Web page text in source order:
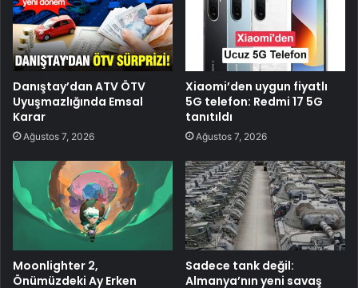
Danıştay’dan ATV ÖTV
Uyuşmazlığında Emsal
Karar
Ağustos 7, 2026
Xiaomi’den uygun fiyatlı
5G telefon: Redmi 17 5G
tanıtıldı
Ağustos 7, 2026
Moonlighter 2,
Önümüzdeki Ay Erken
Sadece tank değil:
Almanya’nın yeni savaş